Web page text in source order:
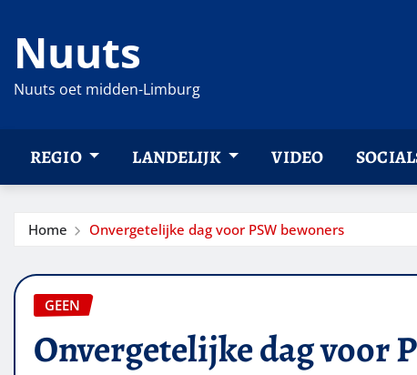
naar
inhoud
Nuuts
Nuuts oet midden-Limburg
REGIO LANDELIJK VIDEO
Home Onvergetelijke dag voor PSW bewoners
GEEN
Onvergetelijke dag voor